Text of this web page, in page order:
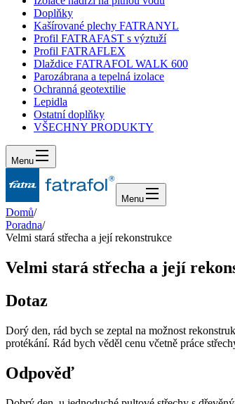
Doplňky
Kašírované plechy FATRANYL
Profil FATRAFAST s výztuží
Profil FATRAFLEX
Dlaždice FATRAFOL WALK 600
Parozábrana a tepelná izolace
Ochranná geotextilie
Lepidla
Ostatní doplňky
VŠECHNY PRODUKTY
Menu
Menu
Domů/
Poradna/
Velmi stará střecha a její rekonstrukce
Velmi stará střecha a její
Dotaz
Dorý den, rád bych se zeptal na možnost
protékání. Rád bych věděl cenu včetně práce
Odpověď